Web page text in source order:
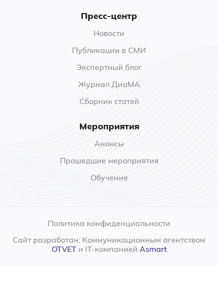
Пресс-центр
Новости
Публикации в СМИ
Экспертный блог
Журнал ДиаМА
Сборник статей
Мероприятия
Анонсы
Прошедшие мероприятия
Обучение
Политика конфиденциальности
Сайт разработан: Коммуникационным агентством
OTVETи IT-компанией Asmart